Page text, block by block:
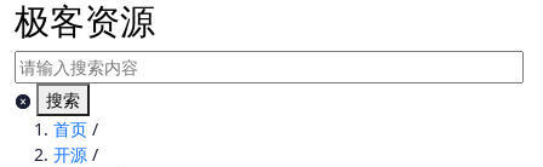
极客资源
搜索
首页 /
开源 /